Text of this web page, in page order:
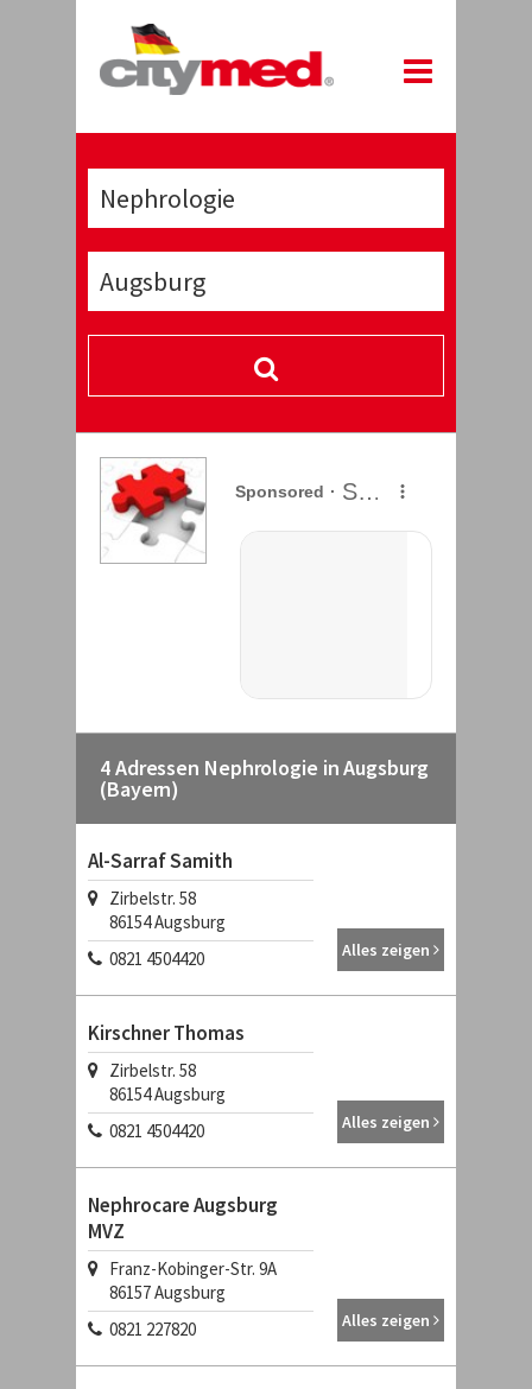
4 Adressen Nephrologie in Augsburg
(Bayern)
Al-Sarraf Samith
Zirbelstr. 58
86154 Augsburg
0821 4504420
Alles zeigen
Kirschner Thomas
Zirbelstr. 58
86154 Augsburg
0821 4504420
Alles zeigen
Nephrocare Augsburg
MVZ
Franz-Kobinger-Str. 9A
86157 Augsburg
0821 227820
Alles zeigen